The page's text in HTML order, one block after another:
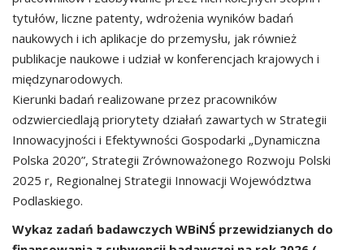
tytułów, liczne patenty, wdrożenia wyników badań
naukowych i ich aplikacje do przemysłu, jak również
publikacje naukowe i udział w konferencjach krajowych i
międzynarodowych.
Kierunki badań realizowane przez pracowników
odzwierciedlają priorytety działań zawartych w Strategii
Innowacyjności i Efektywności Gospodarki „Dynamiczna
Polska 2020”, Strategii Zrównoważonego Rozwoju Polski
2025 r, Regionalnej Strategii Innowacji Województwa
Podlaskiego.
Wykaz zadań badawczych WBiNŚ przewidzianych do